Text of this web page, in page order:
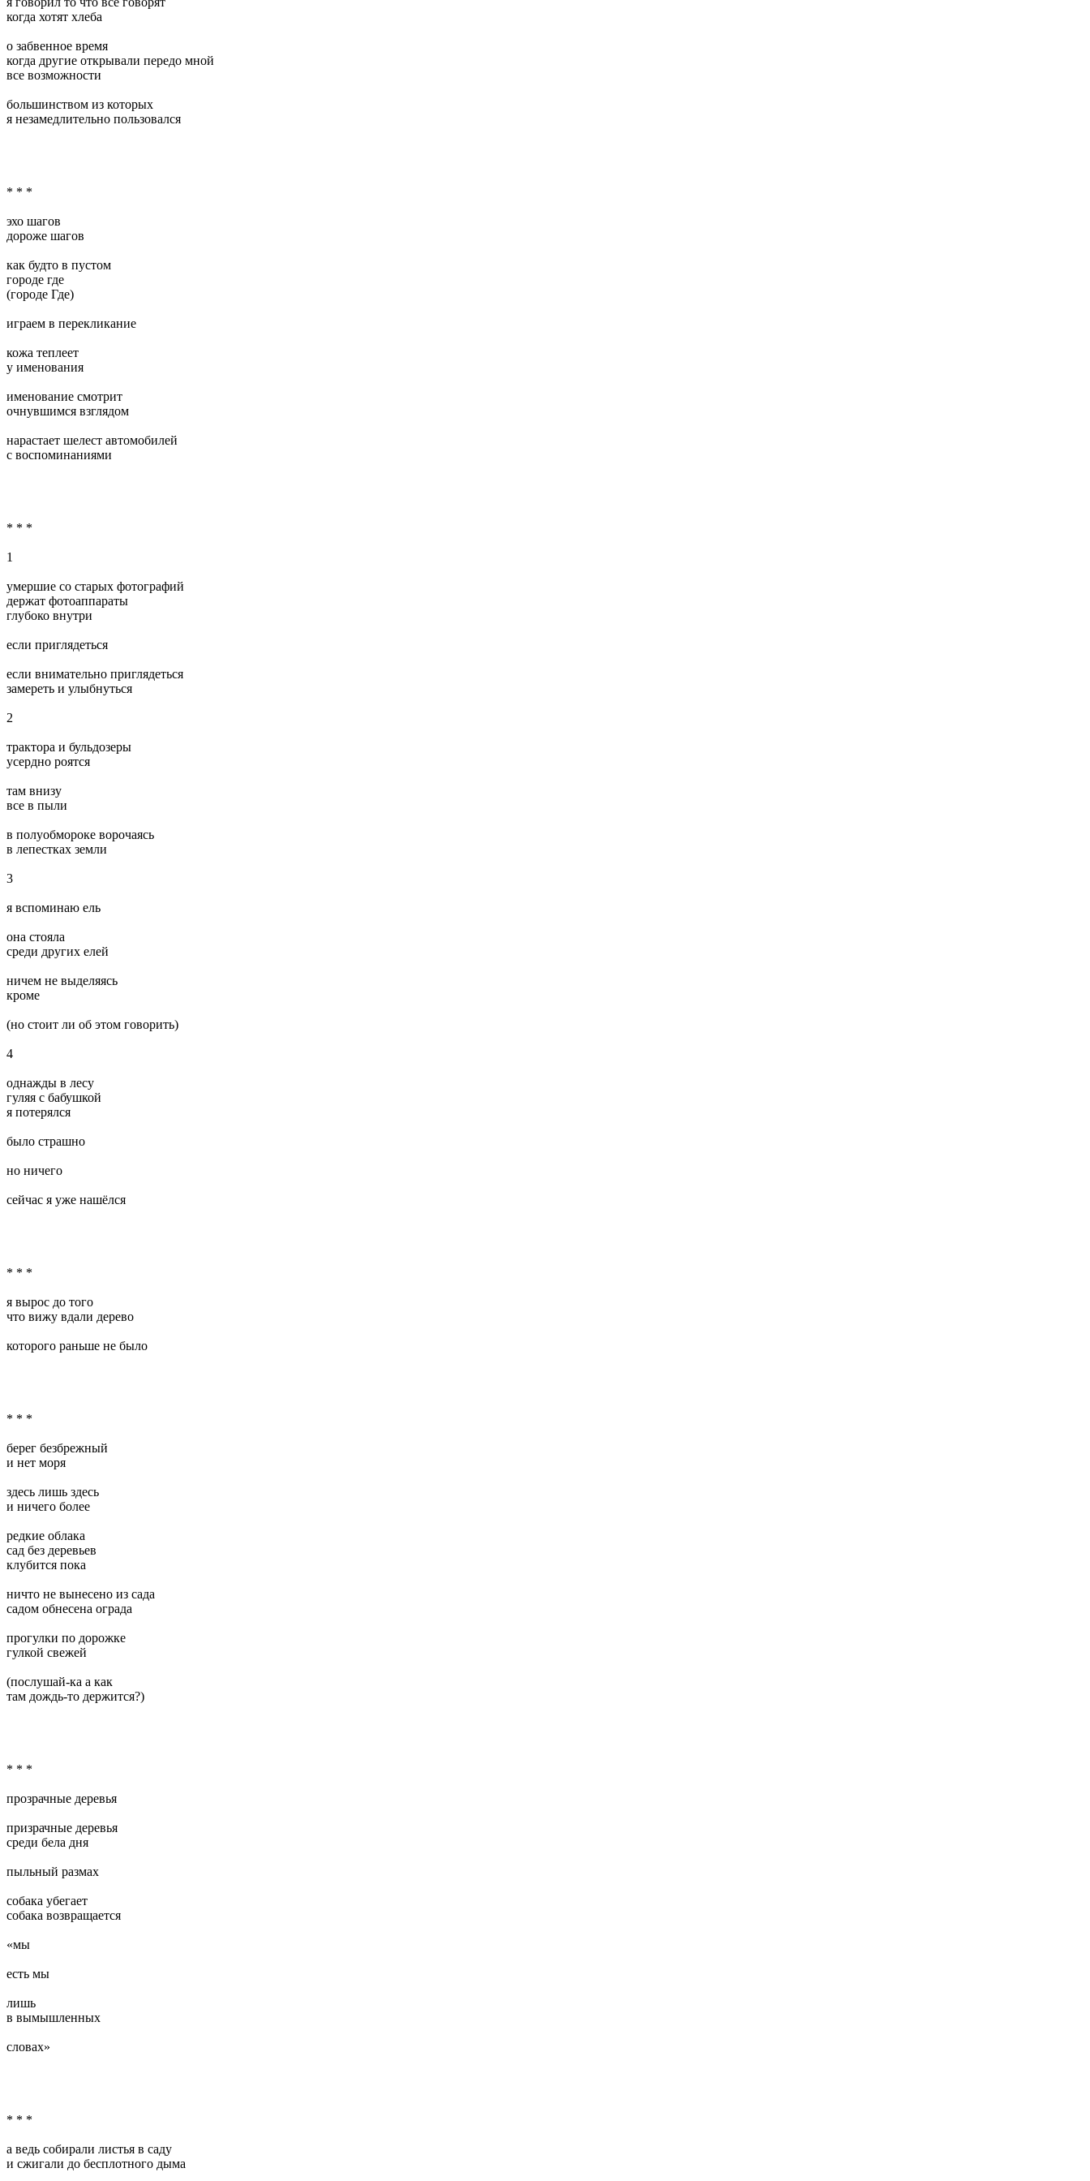
когда хотят хлеба
о забвенное время
когда другие открывали передо мной
все возможности
большинством из которых
я незамедлительно пользовался
* * *
эхо шагов
дороже шагов
как будто в пустом
городе где
(городе Где)
играем в перекликание
кожа теплеет
у именования
именование смотрит
очнувшимся взглядом
нарастает шелест автомобилей
с воспоминаниями
* * *
1
умершие со старых фотографий
держат фотоаппараты
глубоко внутри
если приглядеться
если внимательно приглядеться
замереть и улыбнуться
2
трактора и бульдозеры
усердно роятся
там внизу
все в пыли
в полуобмороке ворочаясь
в лепестках земли
3
я вспоминаю ель
она стояла
среди других елей
ничем не выделяясь
кроме
(но стоит ли об этом говорить)
4
однажды в лесу
гуляя с бабушкой
я потерялся
было страшно
но ничего
сейчас я уже нашёлся
* * *
я вырос до того
что вижу вдали дерево
которого раньше не было
* * *
берег безбрежный
и нет моря
здесь лишь здесь
и ничего более
редкие облака
сад без деревьев
клубится пока
ничто не вынесено из сада
садом обнесена ограда
прогулки по дорожке
гулкой свежей
(послушай-ка а как
там дождь-то держится?)
* * *
прозрачные деревья
призрачные деревья
среди бела дня
пыльный размах
собака убегает
собака возвращается
«мы
есть мы
лишь
в вымышленных
словах»
* * *
а ведь собирали листья в саду
и сжигали до бесплотного дыма